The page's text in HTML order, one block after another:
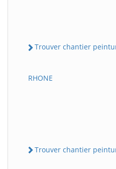
Trouver chantier
RHONE
Trouver chantier